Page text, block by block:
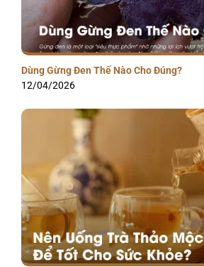
Dùng Gừng Đen Thế Nào Cho Đúng?
12/04/2026